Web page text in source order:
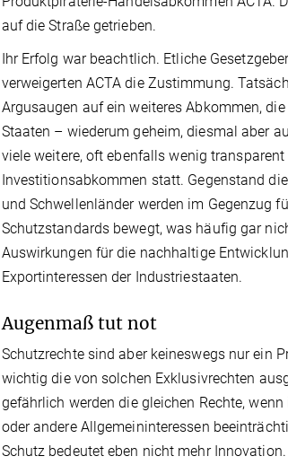
auf die Straße getrieben.
Ihr Erfolg war beachtlich. Etliche
verweigerten ACTA die Zustimmung.
Argusaugen auf ein weiteres Abkommen,
Staaten – wiederum geheim, diesmal aber
viele weitere, oft ebenfalls wenig
Investitionsabkommen statt. Gegenstand
und Schwellenländer werden im Gegenzug
Schutzstandards bewegt, was häufig gar
Auswirkungen für die nachhaltige
Exportinteressen der Industriestaaten.
Augenmaß tut not
Schutzrechte sind aber keineswegs nur ein
wichtig die von solchen Exklusivrechten
gefährlich werden die gleichen Rechte,
oder andere Allgemeininteressen
Schutz bedeutet eben nicht mehr